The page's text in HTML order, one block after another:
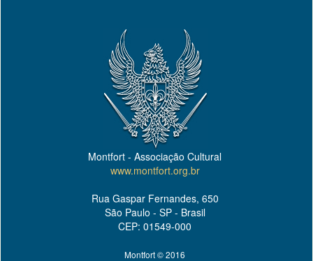
Montfort - Associação Cultural
www.montfort.org.br
Rua Gaspar Fernandes, 650
São Paulo - SP - Brasil
CEP: 01549-000
Montfort © 2016